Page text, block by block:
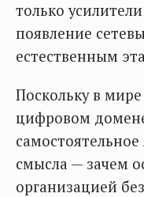
только
появление
естественным
Поскольку в
цифровом
смысла — зачем
организацией